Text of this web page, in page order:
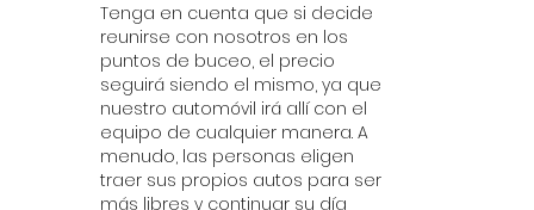
Tenga en cuenta que si decide
reunirse con nosotros en los
puntos de buceo, el precio
seguirá siendo el mismo, ya que
nuestro automóvil irá allí con el
equipo de cualquier manera. A
menudo, las personas eligen
traer sus propios autos para ser
más libres y continuar su día